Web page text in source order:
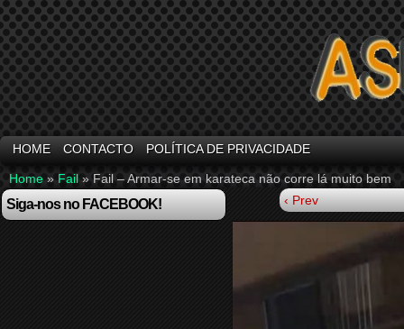
HOME CONTACTO POLÍTICA DE PRIVACIDADE
Home » Fail » Fail – Armar-se em karateca não corre lá muito bem
Siga-nos no FACEBOOK! ‹ Prev